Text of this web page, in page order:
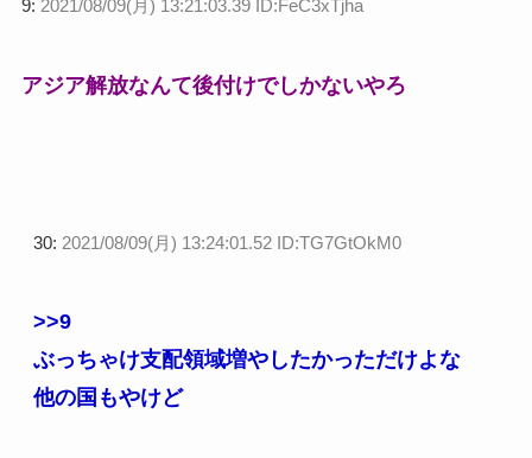
9: 2021/08/09(月) 13:21:03.39 ID:FeC3xTjha
アジア解放なんて後付けでしかないやろ
30: 2021/08/09(月) 13:24:01.52 ID:TG7GtOkM0
>>9
ぶっちゃけ支配領域増やしたかっただけよな
他の国もやけど